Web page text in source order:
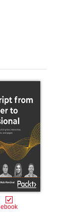
ebook